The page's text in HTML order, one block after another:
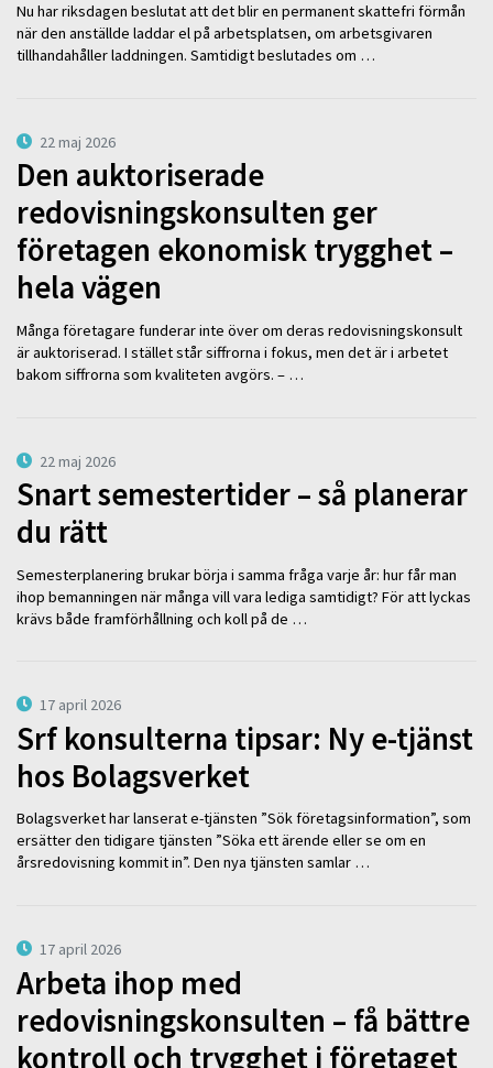
Nu har riksdagen beslutat att det blir en permanent skattefri förmån
när den anställde laddar el på arbetsplatsen, om arbetsgivaren
tillhandahåller laddningen. Samtidigt beslutades om …
22 maj 2026
Den auktoriserade
redovisningskonsulten ger
företagen ekonomisk trygghet –
hela vägen
Många företagare funderar inte över om deras redovisningskonsult
är auktoriserad. I stället står siffrorna i fokus, men det är i arbetet
bakom siffrorna som kvaliteten avgörs. – …
22 maj 2026
Snart semestertider – så planerar
du rätt
Semesterplanering brukar börja i samma fråga varje år: hur får man
ihop bemanningen när många vill vara lediga samtidigt? För att lyckas
krävs både framförhållning och koll på de …
17 april 2026
Srf konsulterna tipsar: Ny e-tjänst
hos Bolagsverket
Bolagsverket har lanserat e-tjänsten ”Sök företagsinformation”, som
ersätter den tidigare tjänsten ”Söka ett ärende eller se om en
årsredovisning kommit in”. Den nya tjänsten samlar …
17 april 2026
Arbeta ihop med
redovisningskonsulten – få bättre
kontroll och trygghet i företaget